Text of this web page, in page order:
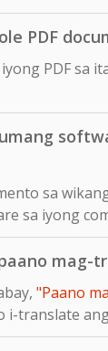
PDF
PDF sa
sa
sa iyong
mag-
"Paano
i-translate